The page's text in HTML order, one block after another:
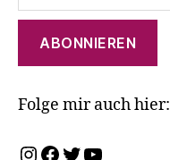
ABONNIEREN
Folge mir auch hier:
Instagram
Facebook
Twitter
YouTube